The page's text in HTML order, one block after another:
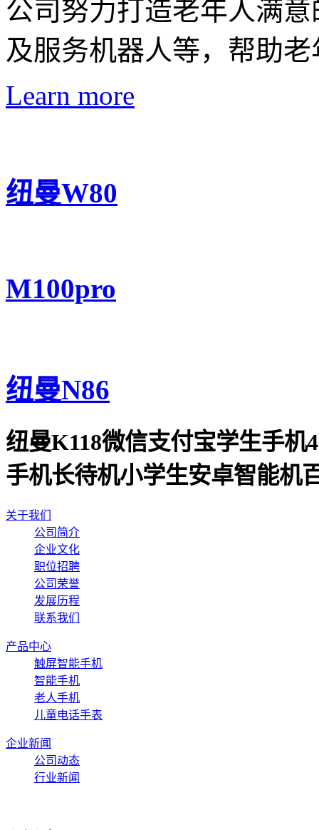
公司努力打造老年人满
及服务机器人等，帮助
Learn more
纽曼W80
M100pro
纽曼N86
纽曼K118微信支付宝学生手
手机长待机小学生安卓智能机
关于我们
公司简介
企业文化
职位招聘
公司荣誉
发展历程
产品中心
触屏智能手机
智能手机
老人手机
企业新闻
公司动态